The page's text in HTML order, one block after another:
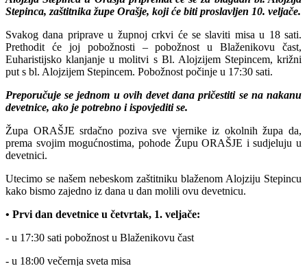
Stepinca, zaštitnika župe Orašje, koji će biti proslavljen 10. veljače.
Svakog dana priprave u župnoj crkvi će se slaviti misa u 18 sati.
Prethodit će joj pobožnosti – pobožnost u Blaženikovu čast,
Euharistijsko klanjanje u molitvi s Bl. Alojzijem Stepincem, križni
put s bl. Alojzijem Stepincem. Pobožnost počinje u 17:30 sati.
Preporučuje se jednom u ovih devet dana pričestiti se na nakanu
devetnice, ako je potrebno i ispovjediti se.
Župa ORAŠJE srdačno poziva sve vjernike iz okolnih župa da,
prema svojim mogućnostima, pohode Župu ORAŠJE i sudjeluju u
devetnici.
Utecimo se našem nebeskom zaštitniku blaženom Alojziju Stepincu
kako bismo zajedno iz dana u dan molili ovu devetnicu.
• Prvi dan devetnice u četvrtak, 1. veljače:
- u 17:30 sati pobožnost u Blaženikovu čast
- u 18:00 večernja sveta misa